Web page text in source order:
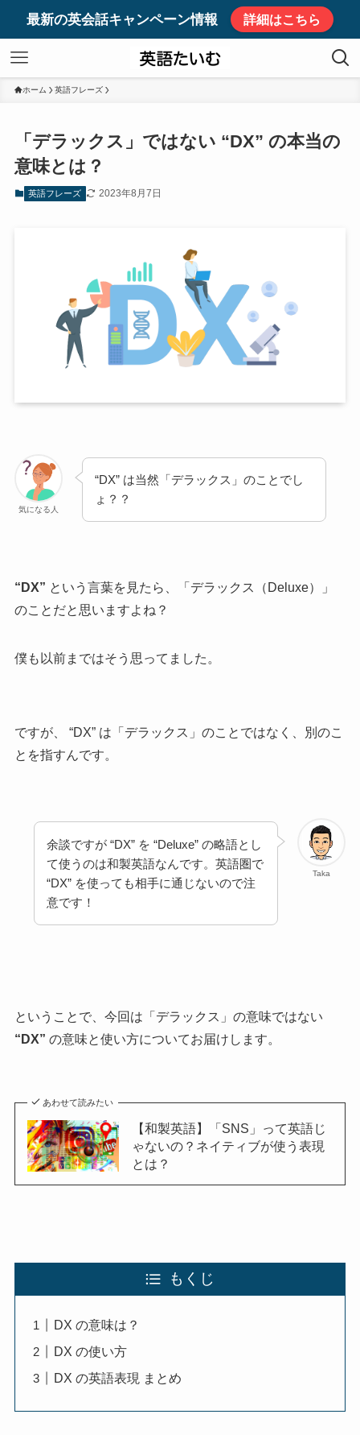
最新の英会話キャンペーン情報 詳細はこちら
ホーム 英語フレーズ
「デラックス」ではない “DX” の本当の
意味とは？
英語フレーズ 2023年8月7日
気になる人
“DX” は当然「デラックス」のことでし
ょ？？
“DX” という言葉を見たら、「デラックス（Deluxe）」
のことだと思いますよね？
僕も以前まではそう思ってました。
ですが、 “DX” は「デラックス」のことではなく、別のこ
とを指すんです。
Taka
余談ですが “DX” を “Deluxe” の略語とし
て使うのは和製英語なんです。英語圏で
“DX” を使っても相手に通じないので注
意です！
ということで、今回は「デラックス」の意味ではない
“DX” の意味と使い方についてお届けします。
あわせて読みたい
【和製英語】「SNS」って英語じ
ゃないの？ネイティブが使う表現
とは？
もくじ
DX の意味は？
DX の使い方
DX の英語表現 まとめ